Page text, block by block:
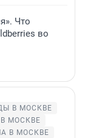
Что
во
В МОСКВЕ
МОСКВЕ
В МОСКВЕ